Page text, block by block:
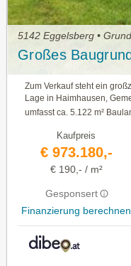
5142 Eggelsberg •
Großes
Zum Verkauf steht ein
Lage in Haimhausen,
umfasst ca. 5.122 m²
Kaufpreis
€ 973.180,-
€ 190,- / m²
Gesponsert
Finanzierung berechnen